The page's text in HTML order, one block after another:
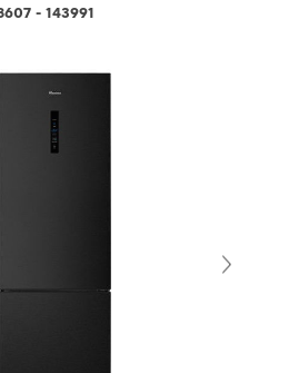
- 143991